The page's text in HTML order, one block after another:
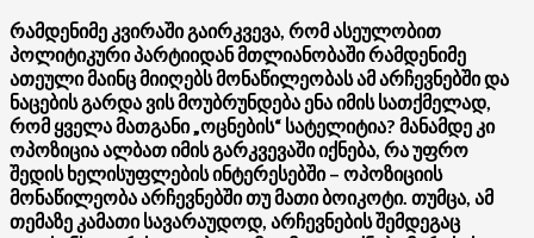
რამდენიმე კვირაში გაირკვევა, რომ ასეულობით
პოლიტიკური პარტიიდან მთლიანობაში რამდენიმე
ათეული მაინც მიიღებს მონაწილეობას ამ არჩევნებში და
ნაცების გარდა ვის მოუბრუნდება ენა იმის სათქმელად,
რომ ყველა მათგანი „ოცნების“ სატელიტია? მანამდე კი
ოპოზიცია ალბათ იმის გარკვევაში იქნება, რა უფრო
შედის ხელისუფლების ინტერესებში – ოპოზიციის
მონაწილეობა არჩევნებში თუ მათი ბოიკოტი. თუმცა, ამ
თემაზე კამათი სავარაუდოდ, არჩევნების შემდეგაც